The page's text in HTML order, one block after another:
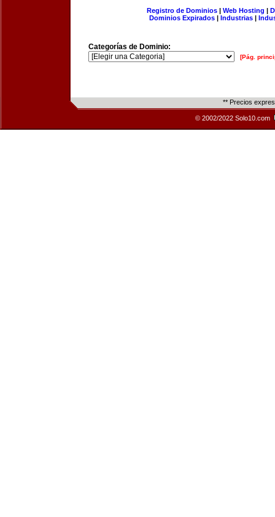
Registro de Dominios| Web Hosting |
Dominios Expirados | Industrias |
Categorías de Dominio:
[Pág.
** Precios
© 2002/2022 Solo10.com